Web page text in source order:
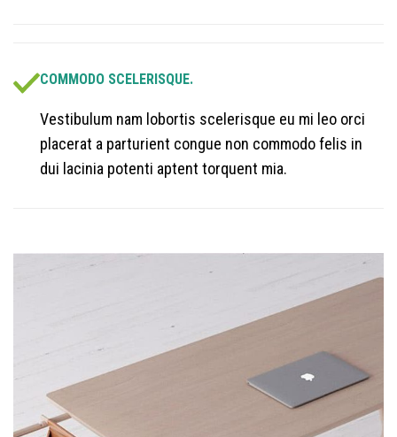
COMMODO SCELERISQUE.
Vestibulum nam lobortis scelerisque eu mi leo orci
placerat a parturient congue non commodo felis in
dui lacinia potenti aptent torquent mia.